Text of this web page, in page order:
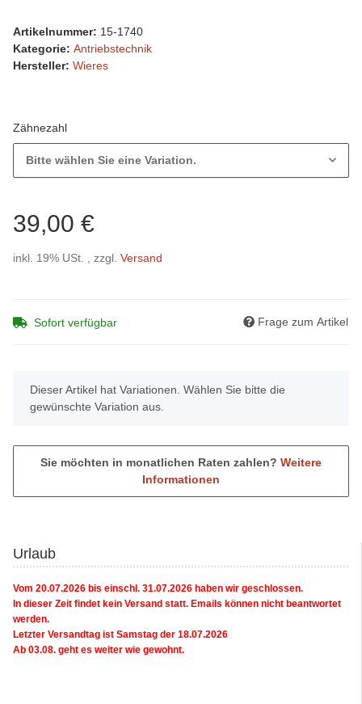
Artikelnummer: 15-1740
Kategorie: Antriebstechnik
Hersteller: Wieres
Zähnezahl
Bitte wählen Sie eine Variation.
39,00 €
inkl. 19% USt. , zzgl. Versand
Sofort verfügbar Frage zum Artikel
x
Dieser Artikel hat Variationen. Wählen Sie bitte die
gewünschte Variation aus.
Sie möchten in monatlichen Raten zahlen? Weitere
Informationen
Urlaub
Vom 20.07.2026 bis einschl. 31.07.2026 haben wir geschlossen.
In dieser Zeit findet kein Versand statt. Emails können nicht beantwortet
werden.
Letzter Versandtag ist Samstag der 18.07.2026
Ab 03.08. geht es weiter wie gewohnt.